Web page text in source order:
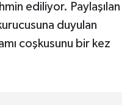
ediliyor. Paylaşılan
duyulan
coşkusunu bir kez